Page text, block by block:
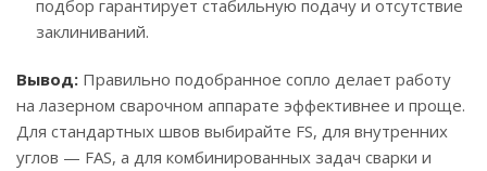
подбор гарантирует стабильную подачу и отсутствие
заклиниваний.
Вывод: Правильно подобранное сопло делает работу
на лазерном сварочном аппарате эффективнее и проще.
Для стандартных швов выбирайте FS, для внутренних
углов — FAS, а для комбинированных задач сварки и